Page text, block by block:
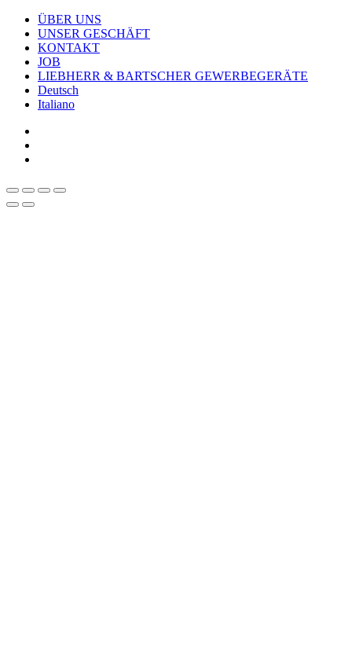
ÜBER UNS
UNSER GESCHÄFT
KONTAKT
JOB
LIEBHERR & BARTSCHER GEWERBEGERÄTE
Deutsch
Italiano